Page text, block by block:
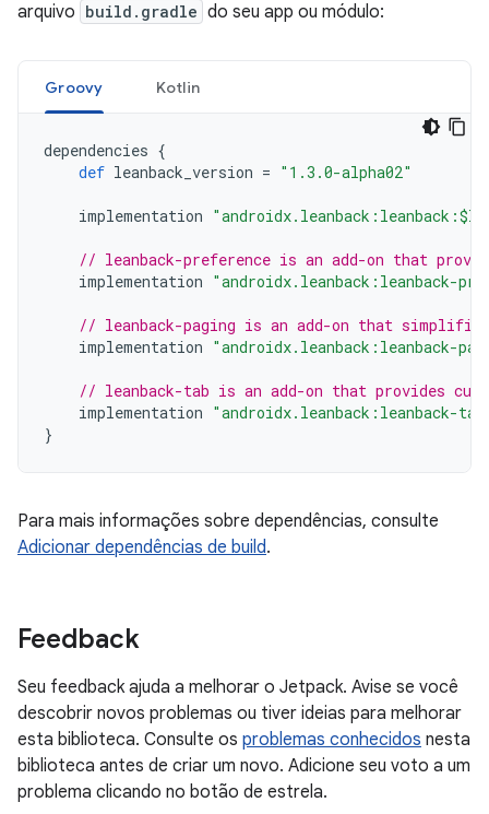
arquivo build.gradle do seu app ou módulo:
Groovy Kotlin
dependencies {
def leanback_version = "1.3.0-alpha02"
implementation
// leanback-preference is an add-on that
implementation "androidx.leanback:leanback-
// leanback-paging is an add-on that
implementation "androidx.leanback:leanback-
// leanback-tab is an add-on that provides
implementation "androidx.leanback:leanback-
}
Para mais informações sobre dependências, consulte
Adicionar dependências de build.
Feedback
Seu feedback ajuda a melhorar o Jetpack. Avise se você
descobrir novos problemas ou tiver ideias para melhorar
esta biblioteca. Consulte os problemas conhecidos nesta
biblioteca antes de criar um novo. Adicione seu voto a um
problema clicando no botão de estrela.